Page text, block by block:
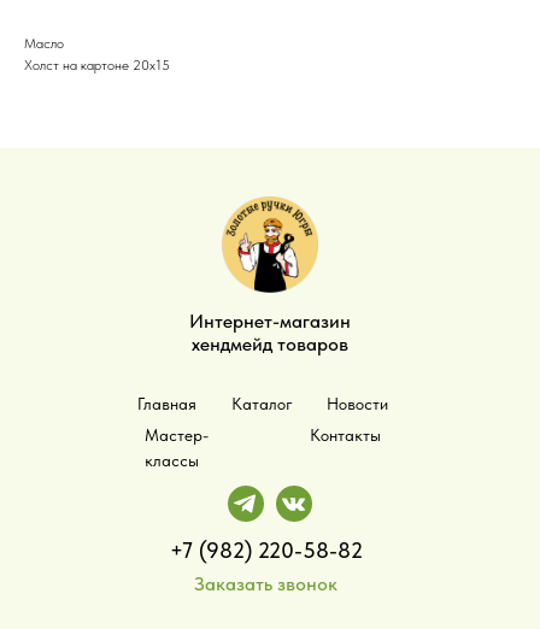
Масло
Холст на картоне 20х15
Интернет-магазин
хендмейд товаров
Главная Каталог
Новости
Мастер-
классы
Контакты
+7 (982) 220-58-82
Заказать звонок